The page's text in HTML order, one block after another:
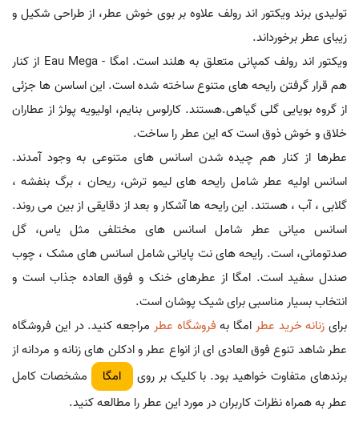
تولیدی برند ویکتور اند رولف علاوه بر بوی خوش عطر، از طراحی شکیل و
زیبای عطر برخورداند.
ویکتور اند رولف کمپانی متعلق به هلند است. امگا - Eau Mega از کنار
هم قرار گرفتن رایحه های متنوع ساخته شده است. این اساسن ها جزئی
از گروه بویایی گلی گیاهی.هستند. کارلوس بنایم، اولیویه پولژ از عطاران
خلاق و خوش ذوق است که این عطر را ساخت.
عطرها از کنار هم چیده شدن اسانس های متنوعی به وجود آمدند.
اسانس اولیه عطر شامل رایحه های لیمو ترش، ریحان ، برگ بنفشه ،
گلابی ، آب ، هستند. این رایحه ها آشکار و بعد از دقایقی از بین می روند.
اسانس میانی عطر شامل اسانس های مختلفی مثل یاس، گل
صدتومانی، است. رایحه های نت پایانی شامل اسانس های مشک ، چوب
صندل سفید است. امگا از عطرهای خنک و فوق العاده جذاب است و
انتخاب بسیار مناسبی برای شیک پوشان است.
برای زنانه خرید عطر امگا به فروشگاه عطر مراجعه کنید. در این فروشگاه
عطر شاهد تنوع فوق العادی ای از انواع عطر و ادکلن های زنانه و مردانه از
برندهای متفاوت خواهید بود. با کلیک بر روی
امگا
مشخصات کامل
عطر به همراه نظرات کاربران در مورد این عطر را مطالعه کنید.